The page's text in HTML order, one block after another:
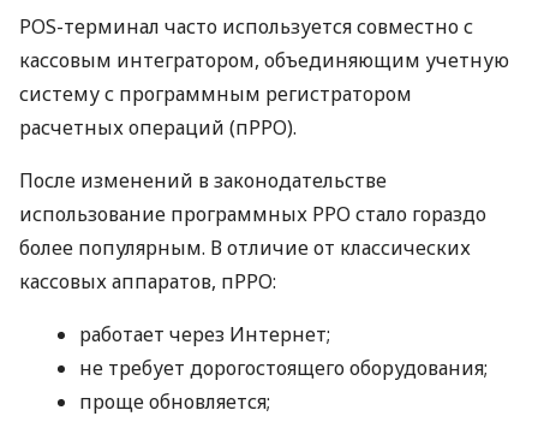
POS-терминал часто используется совместно с
кассовым интегратором, объединяющим учетную
систему с программным регистратором
расчетных операций (пРРО).
После изменений в законодательстве
использование программных РРО стало гораздо
более популярным. В отличие от классических
кассовых аппаратов, пРРО:
работает через Интернет;
не требует дорогостоящего оборудования;
проще обновляется;